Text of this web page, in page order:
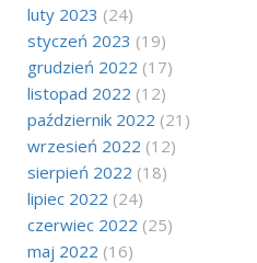
luty 2023 (24)
styczeń 2023 (19)
grudzień 2022 (17)
listopad 2022 (12)
październik 2022 (21)
wrzesień 2022 (12)
sierpień 2022 (18)
lipiec 2022 (24)
czerwiec 2022 (25)
maj 2022 (16)